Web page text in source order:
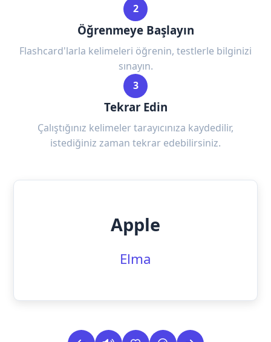
2
Öğrenmeye Başlayın
Flashcard'larla kelimeleri öğrenin, testlerle bilginizi
sınayın.
3
Tekrar Edin
Çalıştığınız kelimeler tarayıcınıza kaydedilir,
istediğiniz zaman tekrar edebilirsiniz.
Apple
Elma